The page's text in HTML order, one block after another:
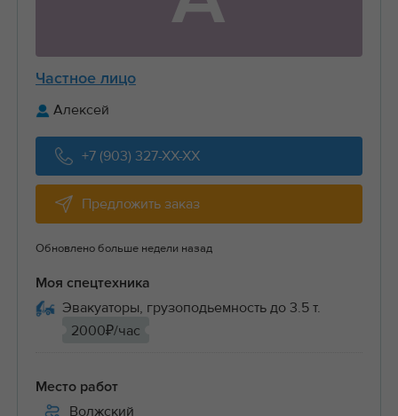
Частное лицо
Алексей
+7 (903) 327-XX-XX
Предложить заказ
Обновлено больше недели назад
Моя спецтехника
Эвакуаторы, грузоподьемность до 3.5 т.
2000₽/час
Место работ
Волжский